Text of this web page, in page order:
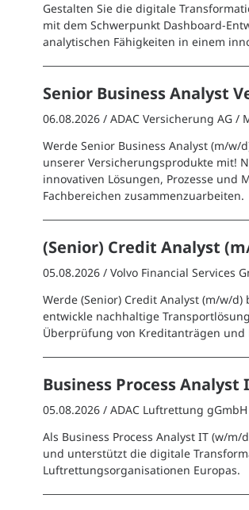
Gestalten Sie die digitale
mit dem Schwerpunkt Dashboard-
analytischen Fähigkeiten in einem
Senior Business Analyst
06.08.2026 /ADAC Versicherung AG /
Werde Senior Business Analyst (m/
unserer Versicherungsprodukte mit!
innovativen Lösungen, Prozesse und
Fachbereichen zusammenzuarbeiten.
(Senior) Credit Analyst
05.08.2026 /Volvo Financial Services
Werde (Senior) Credit Analyst (m/w/d)
entwickle nachhaltige
Überprüfung von Kreditanträgen und
Business Process Analyst
05.08.2026 /ADAC Luftrettung gGmbH
Als Business Process Analyst IT (w/
und unterstützt die digitale
Luftrettungsorganisationen Europas.